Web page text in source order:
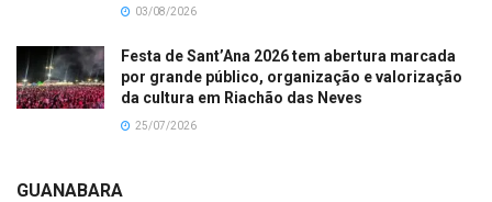
03/08/2026
Festa de Sant’Ana 2026 tem abertura marcada
por grande público, organização e valorização
da cultura em Riachão das Neves
25/07/2026
GUANABARA